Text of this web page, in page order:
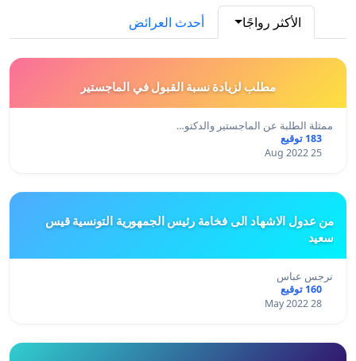
الأكثر رواجًا أحدث العرائض
مطلب لزيادة نسبة القبول في الماجستير
ممثلة الطلبة عن الماجستير والدكتو…
183 توقيع
25 Aug 2022
من عدول الاشهاد الى فخامة رئيس الجمهورية التونسية قيس
سعيد
نرجس عباس
160 توقيع
28 May 2022